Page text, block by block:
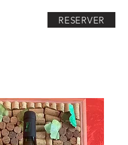
RESERVER